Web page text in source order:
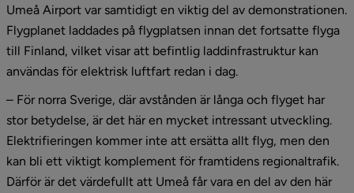
Umeå Airport var samtidigt en viktig del av demonstrationen.
Flygplanet laddades på flygplatsen innan det fortsatte flyga
till Finland, vilket visar att befintlig laddinfrastruktur kan
användas för elektrisk luftfart redan i dag.
– För norra Sverige, där avstånden är långa och flyget har
stor betydelse, är det här en mycket intressant utveckling.
Elektrifieringen kommer inte att ersätta allt flyg, men den
kan bli ett viktigt komplement för framtidens regionaltrafik.
Därför är det värdefullt att Umeå får vara en del av den här